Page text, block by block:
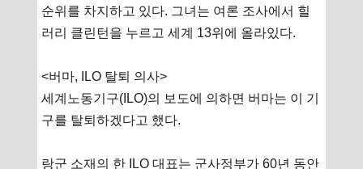
순위를 차지하고 있다. 그녀는 여론 조사에서 힐
러리 클린턴을 누르고 세계 13위에 올라있다.
<버마, ILO 탈퇴 의사>
세계노동기구(ILO)의 보도에 의하면 버마는 이 기
구를 탈퇴하겠다고 했다.
랑군 소재의 한 ILO 대표는 군사정부가 60년 동안